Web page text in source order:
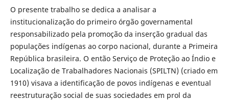
O presente trabalho se dedica a analisar a
institucionalização do primeiro órgão governamental
responsabilizado pela promoção da inserção gradual das
populações indígenas ao corpo nacional, durante a Primeira
República brasileira. O então Serviço de Proteção ao Índio e
Localização de Trabalhadores Nacionais (SPILTN) (criado em
1910) visava a identificação de povos indígenas e eventual
reestruturação social de suas sociedades em prol da